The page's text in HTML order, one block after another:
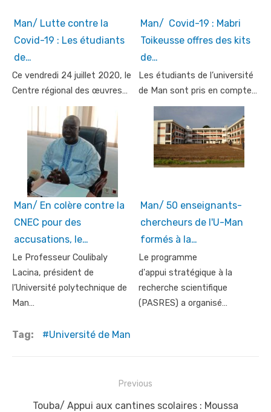
Man/ Lutte contre la
Covid-19 : Les étudiants
de…
Ce vendredi 24 juillet 2020, le
Centre régional des œuvres…
Man/ Covid-19 : Mabri
Toikeusse offres des kits
de…
Les étudiants de l’université
de Man sont pris en compte…
Man/ En colère contre la
CNEC pour des
accusations, le…
Le Professeur Coulibaly
Lacina, président de
l’Université polytechnique de
Man…
Man/ 50 enseignants-
chercheurs de l'U-Man
formés à la…
Le programme
d'appui stratégique à la
recherche scientifique
(PASRES) a organisé…
Tag: Université de Man
navigation
Previous
Previous
Touba/ Appui aux cantines scolaires : Moussa